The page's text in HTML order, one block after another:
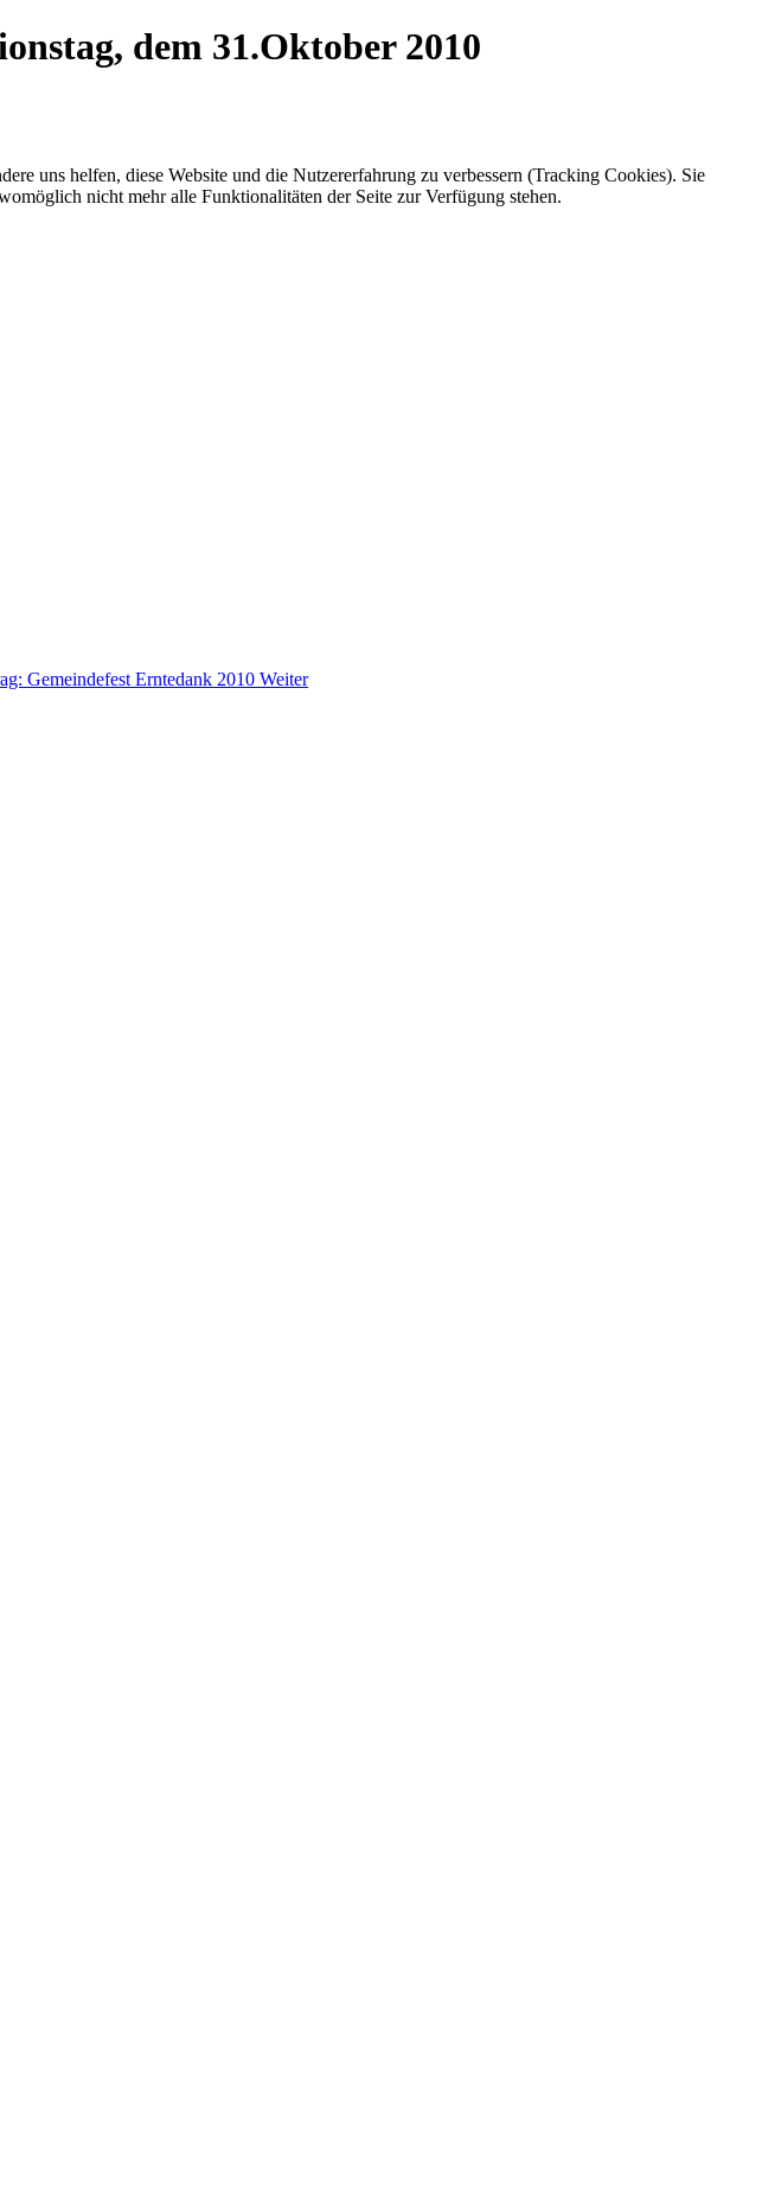
dem 31.Oktober 2010
Gemeindefest Erntedank 2010 Weiter
uns helfen, diese Website und die Nutzererfahrung zu verbessern (Tracking Cookies). Sie
nicht mehr alle Funktionalitäten der Seite zur Verfügung stehen.